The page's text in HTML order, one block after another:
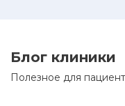
Блог клиники
Полезное для